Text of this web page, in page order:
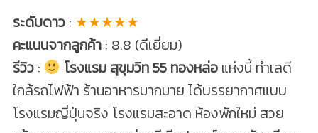
ระดับดาว: ★★★★★
คะแนนจากลูกค้า: 8.8 (ดีเยี่ยม)
รีวิว: โรงแรม สุขุมวิท 55 ทองหล่อแห่งนี้ ทำเลดี
ใกล้รถไฟฟ้า ร้านอาหารมากมาย ได้บรรยากาศแบบ
โรงแรมญี่ปุ่นจริง โรงแรมสะอาด ห้องพักใหม่ สวย